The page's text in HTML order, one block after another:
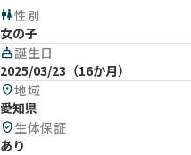
wc性別
女の子
cake誕生日
2025/03/23（16か月）
location_on地域
愛知県
verified_user生体保証
あり